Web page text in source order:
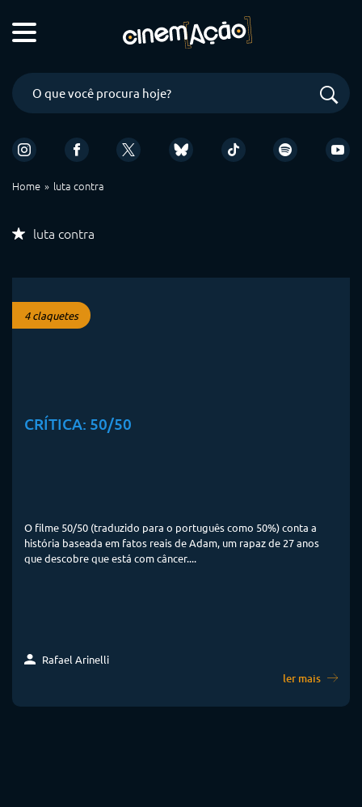
Home luta contra
luta contra
4 claquetes
CRÍTICA: 50/50
O filme 50/50 (traduzido para o português como 50%) conta a
história baseada em fatos reais de Adam, um rapaz de 27 anos
que descobre que está com câncer....
Rafael Arinelli
ler mais